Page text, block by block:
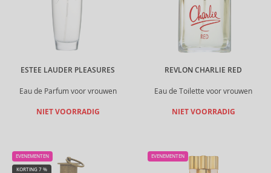
ESTEE LAUDER PLEASURES
Eau de Parfum voor vrouwen
NIET VOORRADIG
REVLON CHARLIE RED
Eau de Toilette voor vrouwen
NIET VOORRADIG
EVENEMENTEN
KORTING 7 %
EVENEMENTEN